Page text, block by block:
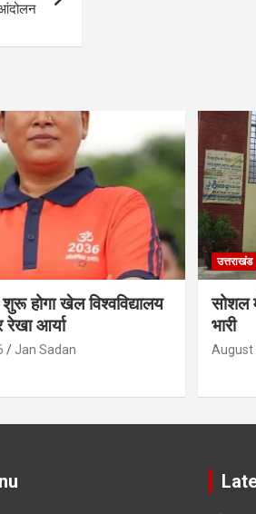
आंदोलन
होगा खेल विश्वविद्यालय
आर्या
Jan Sadan
उत्तराखंड
सोशल
भारी
August